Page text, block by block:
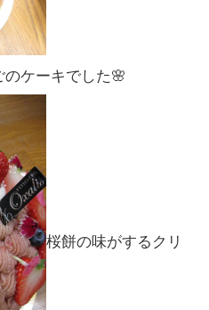
ケーキでした🌸
桜餅の味がするクリ